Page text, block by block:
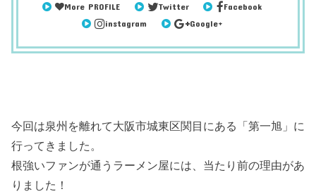
More PROFILE Twitter
Facebook
instagram
Google+
今回は泉州を離れて大阪市城東区関目にある「第一旭」に
行ってきました。
根強いファンが通うラーメン屋には、当たり前の理由があ
りました！